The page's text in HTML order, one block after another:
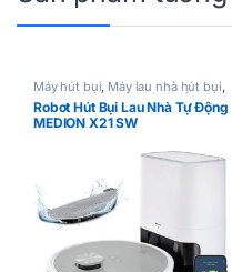
Máy hút bụi, Máy lau nhà hút bụi,
Robot hút bụi lau nhà, Thiết bị gia
đình
Robot Hút Bụi Lau Nhà Tự Động
MEDION X21 SW